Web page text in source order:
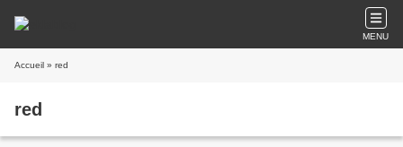
MENU
Accueil » red
red